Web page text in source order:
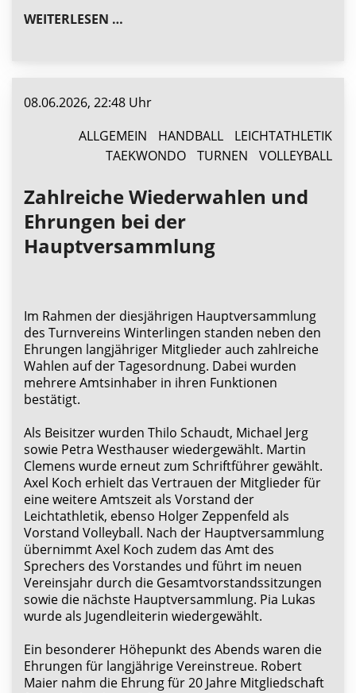
WEITERLESEN …
08.06.2026, 22:48 Uhr
ALLGEMEIN
HANDBALL
LEICHTATHLETIK
TAEKWONDO
TURNEN VOLLEYBALL
Zahlreiche Wiederwahlen und
Ehrungen bei der
Hauptversammlung
Im Rahmen der diesjährigen Hauptversammlung
des Turnvereins Winterlingen standen neben den
Ehrungen langjähriger Mitglieder auch zahlreiche
Wahlen auf der Tagesordnung. Dabei wurden
mehrere Amtsinhaber in ihren Funktionen
bestätigt.
Als Beisitzer wurden Thilo Schaudt, Michael Jerg
sowie Petra Westhauser wiedergewählt. Martin
Clemens wurde erneut zum Schriftführer gewählt.
Axel Koch erhielt das Vertrauen der Mitglieder für
eine weitere Amtszeit als Vorstand der
Leichtathletik, ebenso Holger Zeppenfeld als
Vorstand Volleyball. Nach der Hauptversammlung
übernimmt Axel Koch zudem das Amt des
Sprechers des Vorstandes und führt im neuen
Vereinsjahr durch die Gesamtvorstandssitzungen
sowie die nächste Hauptversammlung. Pia Lukas
wurde als Jugendleiterin wiedergewählt.
Ein besonderer Höhepunkt des Abends waren die
Ehrungen für langjährige Vereinstreue. Robert
Maier nahm die Ehrung für 20 Jahre Mitgliedschaft